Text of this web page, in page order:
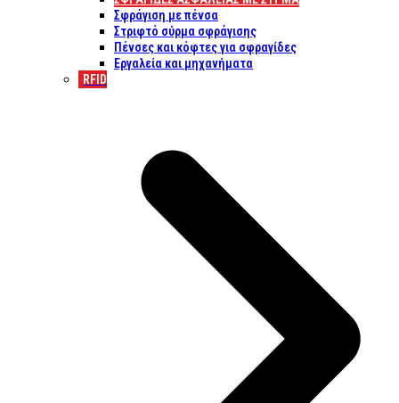
Σφράγιση με πένσα
Στριφτό σύρμα σφράγισης
Πένσες και κόφτες για σφραγίδες
Εργαλεία και μηχανήματα
RFID